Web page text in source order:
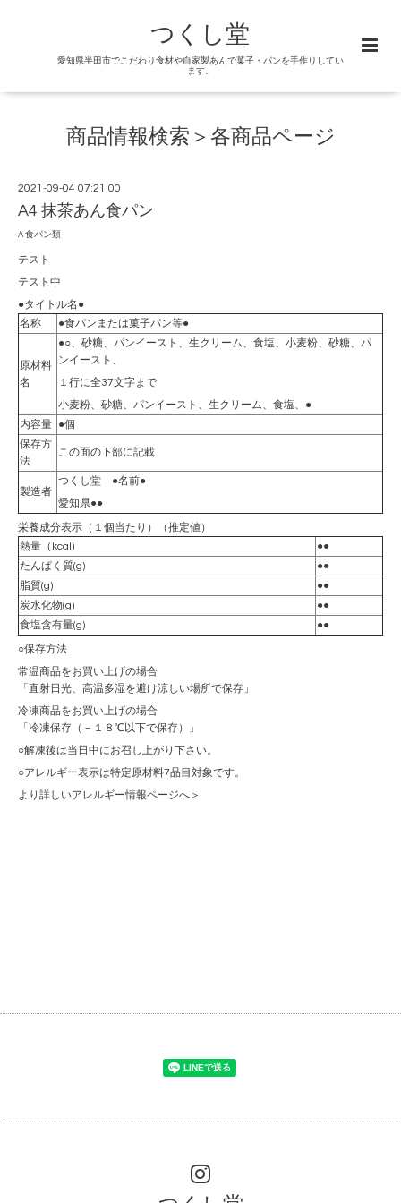
つくし堂
愛知県半田市でこだわり食材や自家製あんで菓子・パンを手作りしてい
ます。
商品情報検索＞各商品ページ
2021-09-04 07:21:00
A4 抹茶あん食パン
A 食パン類
テスト
テスト中
●タイトル名●
名称
●食パンまたは菓子パン等●
原材料
名
●○、砂糖、パンイースト、生クリーム、食塩、小麦粉、砂糖、パ
ンイースト、
１行に全37文字まで
小麦粉、砂糖、パンイースト、生クリーム、食塩、●
内容量
●個
保存方
法
この面の下部に記載
製造者
つくし堂 ●名前●
愛知県●●
栄養成分表示（１個当たり）（推定値）
熱量（kcal)
●●
たんぱく質(g)
●●
脂質(g)
●●
炭水化物(g)
●●
食塩含有量(g)
●●
○保存方法
常温商品をお買い上げの場合
「直射日光、高温多湿を避け涼しい場所で保存」
冷凍商品をお買い上げの場合
「冷凍保存（－１８℃以下で保存）」
○解凍後は当日中にお召し上がり下さい。
○アレルギー表示は特定原材料7品目対象です。
より詳しいアレルギー情報ページへ＞